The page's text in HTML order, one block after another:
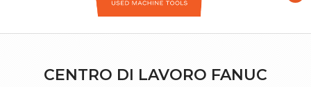
CENTRO DI LAVORO FANUC